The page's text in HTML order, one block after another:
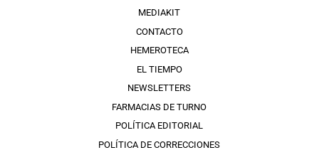
MEDIAKIT
CONTACTO
HEMEROTECA
EL TIEMPO
NEWSLETTERS
FARMACIAS DE TURNO
POLÍTICA EDITORIAL
POLÍTICA DE CORRECCIONES